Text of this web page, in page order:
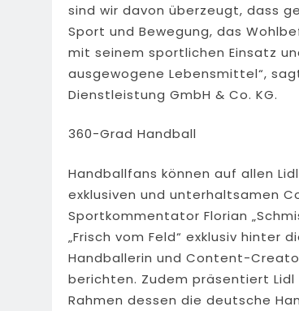
sind wir davon überzeugt, dass
Sport und Bewegung, das
mit seinem sportlichen Einsatz
ausgewogene Lebensmittel“,
Dienstleistung GmbH & Co. KG.
360-Grad Handball
Handballfans können auf allen
exklusiven und unterhaltsamen
Sportkommentator Florian
„Frisch vom Feld“ exklusiv hinter
Handballerin und Content-
berichten. Zudem präsentiert Lidl
Rahmen dessen die deutsche